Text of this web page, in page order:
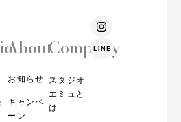
About
お知らせ
キャンペ
ーン
Company
スタジオ
エミュと
は
I
n
s
t
LINE